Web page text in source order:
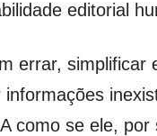
editorial
errar,
como se ele,